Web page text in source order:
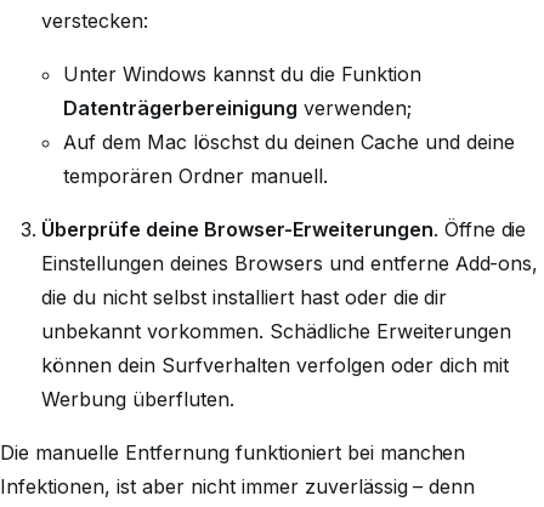
verstecken:
Unter Windows kannst du die Funktion
Datenträgerbereinigung verwenden;
Auf dem Mac löschst du deinen Cache und deine
temporären Ordner manuell.
Überprüfe deine Browser-Erweiterungen. Öffne die
Einstellungen deines Browsers und entferne Add-ons,
die du nicht selbst installiert hast oder die dir
unbekannt vorkommen. Schädliche Erweiterungen
können dein Surfverhalten verfolgen oder dich mit
Werbung überfluten.
Die manuelle Entfernung funktioniert bei manchen
Infektionen, ist aber nicht immer zuverlässig – denn